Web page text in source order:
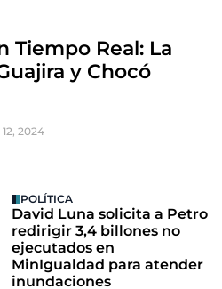
Tiempo Real: La
y Chocó
2024
POLÍTICA
David Luna solicita a Petro
redirigir 3,4 billones no
ejecutados en
MinIgualdad para atender
inundaciones